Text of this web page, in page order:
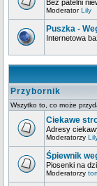
Bez patelni
ModeratorLily
Puszka -
Internetowa
Przybornik
Wszytko to, co może
Ciekawe
Adresy
Moderatorzy Lily
Śpiewnik
Piosenki na
Moderatorzy